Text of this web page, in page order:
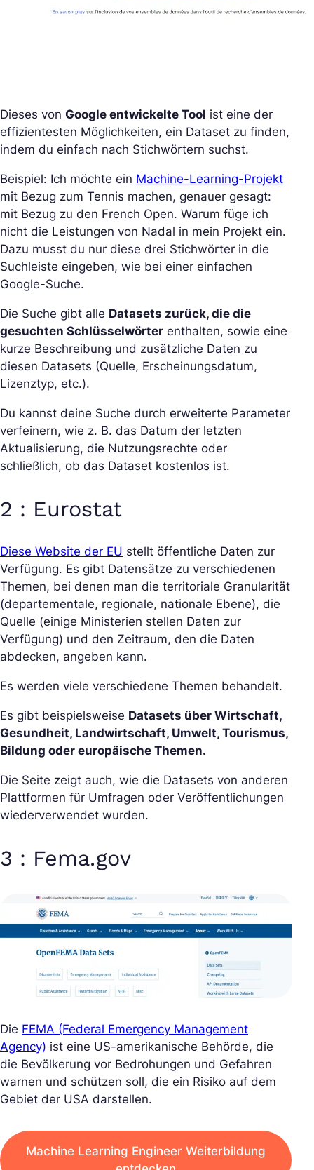
Dieses von Google entwickelte Tool ist eine der
effizientesten Möglichkeiten, ein Dataset zu finden,
indem du einfach nach Stichwörtern suchst.
Beispiel: Ich möchte ein Machine-Learning-Projekt
mit Bezug zum Tennis machen, genauer gesagt:
mit Bezug zu den French Open. Warum füge ich
nicht die Leistungen von Nadal in mein Projekt ein.
Dazu musst du nur diese drei Stichwörter in die
Suchleiste eingeben, wie bei einer einfachen
Google-Suche.
Die Suche gibt alle Datasets zurück, die die
gesuchten Schlüsselwörter enthalten, sowie eine
kurze Beschreibung und zusätzliche Daten zu
diesen Datasets (Quelle, Erscheinungsdatum,
Lizenztyp, etc.).
Du kannst deine Suche durch erweiterte Parameter
verfeinern, wie z. B. das Datum der letzten
Aktualisierung, die Nutzungsrechte oder
schließlich, ob das Dataset kostenlos ist.
2 : Eurostat
Diese Website der EU stellt öffentliche Daten zur
Verfügung. Es gibt Datensätze zu verschiedenen
Themen, bei denen man die territoriale Granularität
(departementale, regionale, nationale Ebene), die
Quelle (einige Ministerien stellen Daten zur
Verfügung) und den Zeitraum, den die Daten
abdecken, angeben kann.
Es werden viele verschiedene Themen behandelt.
Es gibt beispielsweise Datasets über Wirtschaft,
Gesundheit, Landwirtschaft, Umwelt, Tourismus,
Bildung oder europäische Themen.
Die Seite zeigt auch, wie die Datasets von anderen
Plattformen für Umfragen oder Veröffentlichungen
wiederverwendet wurden.
3 : Fema.gov
Die FEMA (Federal Emergency Management
Agency) ist eine US-amerikanische Behörde, die
die Bevölkerung vor Bedrohungen und Gefahren
warnen und schützen soll, die ein Risiko auf dem
Gebiet der USA darstellen.
Machine Learning Engineer Weiterbildung